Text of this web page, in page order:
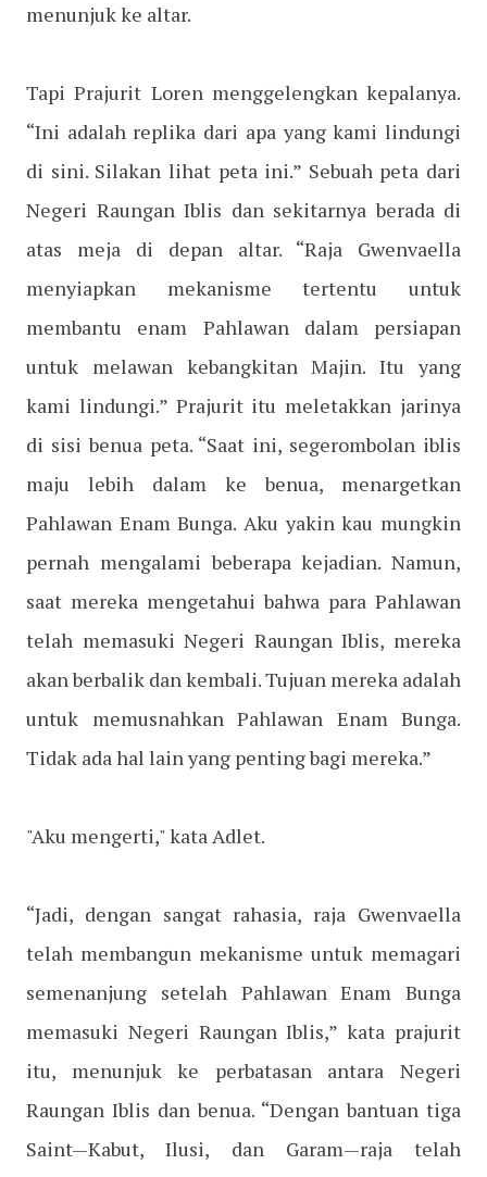
menunjuk ke altar.
Tapi Prajurit Loren menggelengkan kepalanya.
“Ini adalah replika dari apa yang kami lindungi
di sini. Silakan lihat peta ini.” Sebuah peta dari
Negeri Raungan Iblis dan sekitarnya berada di
atas meja di depan altar. “Raja Gwenvaella
menyiapkan mekanisme tertentu untuk
membantu enam Pahlawan dalam persiapan
untuk melawan kebangkitan Majin. Itu yang
kami lindungi.” Prajurit itu meletakkan jarinya
di sisi benua peta. “Saat ini, segerombolan iblis
maju lebih dalam ke benua, menargetkan
Pahlawan Enam Bunga. Aku yakin kau mungkin
pernah mengalami beberapa kejadian. Namun,
saat mereka mengetahui bahwa para Pahlawan
telah memasuki Negeri Raungan Iblis, mereka
akan berbalik dan kembali. Tujuan mereka adalah
untuk memusnahkan Pahlawan Enam Bunga.
Tidak ada hal lain yang penting bagi mereka.”
"Aku mengerti," kata Adlet.
“Jadi, dengan sangat rahasia, raja Gwenvaella
telah membangun mekanisme untuk memagari
semenanjung setelah Pahlawan Enam Bunga
memasuki Negeri Raungan Iblis,” kata prajurit
itu, menunjuk ke perbatasan antara Negeri
Raungan Iblis dan benua. “Dengan bantuan tiga
Saint—Kabut, Ilusi, dan Garam—raja telah